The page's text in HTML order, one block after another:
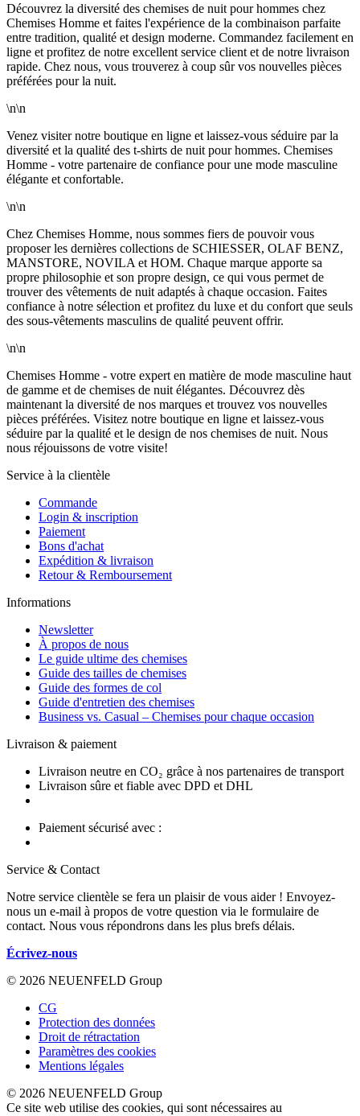
Découvrez la diversité des chemises de nuit pour hommes chez
Chemises Homme et faites l'expérience de la combinaison parfaite
entre tradition, qualité et design moderne. Commandez facilement en
ligne et profitez de notre excellent service client et de notre livraison
rapide. Chez nous, vous trouverez à coup sûr vos nouvelles pièces
préférées pour la nuit.
\n\n
Venez visiter notre boutique en ligne et laissez-vous séduire par la
diversité et la qualité des t-shirts de nuit pour hommes. Chemises
Homme - votre partenaire de confiance pour une mode masculine
élégante et confortable.
\n\n
Chez Chemises Homme, nous sommes fiers de pouvoir vous
proposer les dernières collections de SCHIESSER, OLAF BENZ,
MANSTORE, NOVILA et HOM. Chaque marque apporte sa
propre philosophie et son propre design, ce qui vous permet de
trouver des vêtements de nuit adaptés à chaque occasion. Faites
confiance à notre sélection et profitez du luxe et du confort que seuls
des sous-vêtements masculins de qualité peuvent offrir.
\n\n
Chemises Homme - votre expert en matière de mode masculine haut
de gamme et de chemises de nuit élégantes. Découvrez dès
maintenant la diversité de nos marques et trouvez vos nouvelles
pièces préférées. Visitez notre boutique en ligne et laissez-vous
séduire par la qualité et le design de nos chemises de nuit. Nous
nous réjouissons de votre visite!
Service à la clientèle
Commande
Login & inscription
Paiement
Bons d'achat
Expédition & livraison
Retour & Remboursement
Informations
Newsletter
À propos de nous
Le guide ultime des chemises
Guide des tailles de chemises
Guide des formes de col
Guide d'entretien des chemises
Business vs. Casual – Chemises pour chaque occasion
Livraison & paiement
Livraison neutre en CO₂ grâce à nos partenaires de transport
Livraison sûre et fiable avec DPD et DHL
Paiement sécurisé avec :
Service & Contact
Notre service clientèle se fera un plaisir de vous aider ! Envoyez-
nous un e-mail à propos de votre question via le formulaire de
contact. Nous vous répondrons dans les plus brefs délais.
Écrivez-nous
© 2026 NEUENFELD Group
CG
Protection des données
Droit de rétractation
Paramètres des cookies
Mentions légales
© 2026 NEUENFELD Group
Ce site web utilise des cookies, qui sont nécessaires au